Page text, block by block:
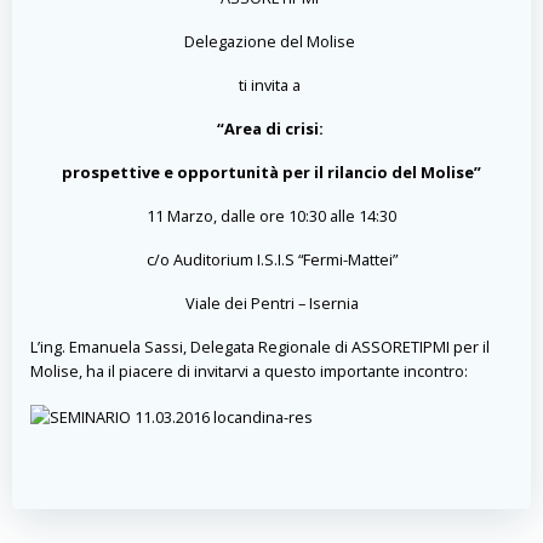
Delegazione del Molise
ti invita a
“Area di crisi:
prospettive e opportunità per il rilancio del Molise”
11 Marzo, dalle ore 10:30 alle 14:30
c/o Auditorium I.S.I.S “Fermi-Mattei”
Viale dei Pentri – Isernia
L’ing. Emanuela Sassi, Delegata Regionale di ASSORETIPMI per il
Molise, ha il piacere di invitarvi a questo importante incontro: